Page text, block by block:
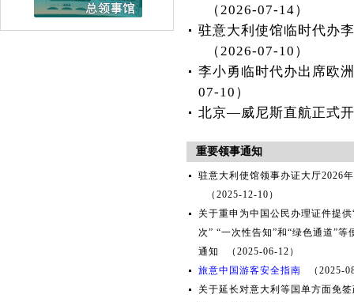
（2026-07-14）
驻意大利使馆临时代办
（2026-07-10）
李小勇临时代办出席欧
07-10）
北京—威尼斯直航正式
重要领事通知
驻意大利使馆领事办证大厅2026
（2025-12-10）
关于重申为中国公民办理证件提
次” “一次性告知”和“绿色通道”等
通知
（2025-06-12）
旅意中国游客安全指南
（2025-
关于延长对意大利等国单方面免